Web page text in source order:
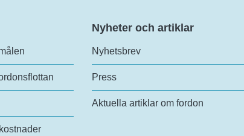
Nyheter och artiklar
Nyhetsbrev
Press
Aktuella artiklar om fordon